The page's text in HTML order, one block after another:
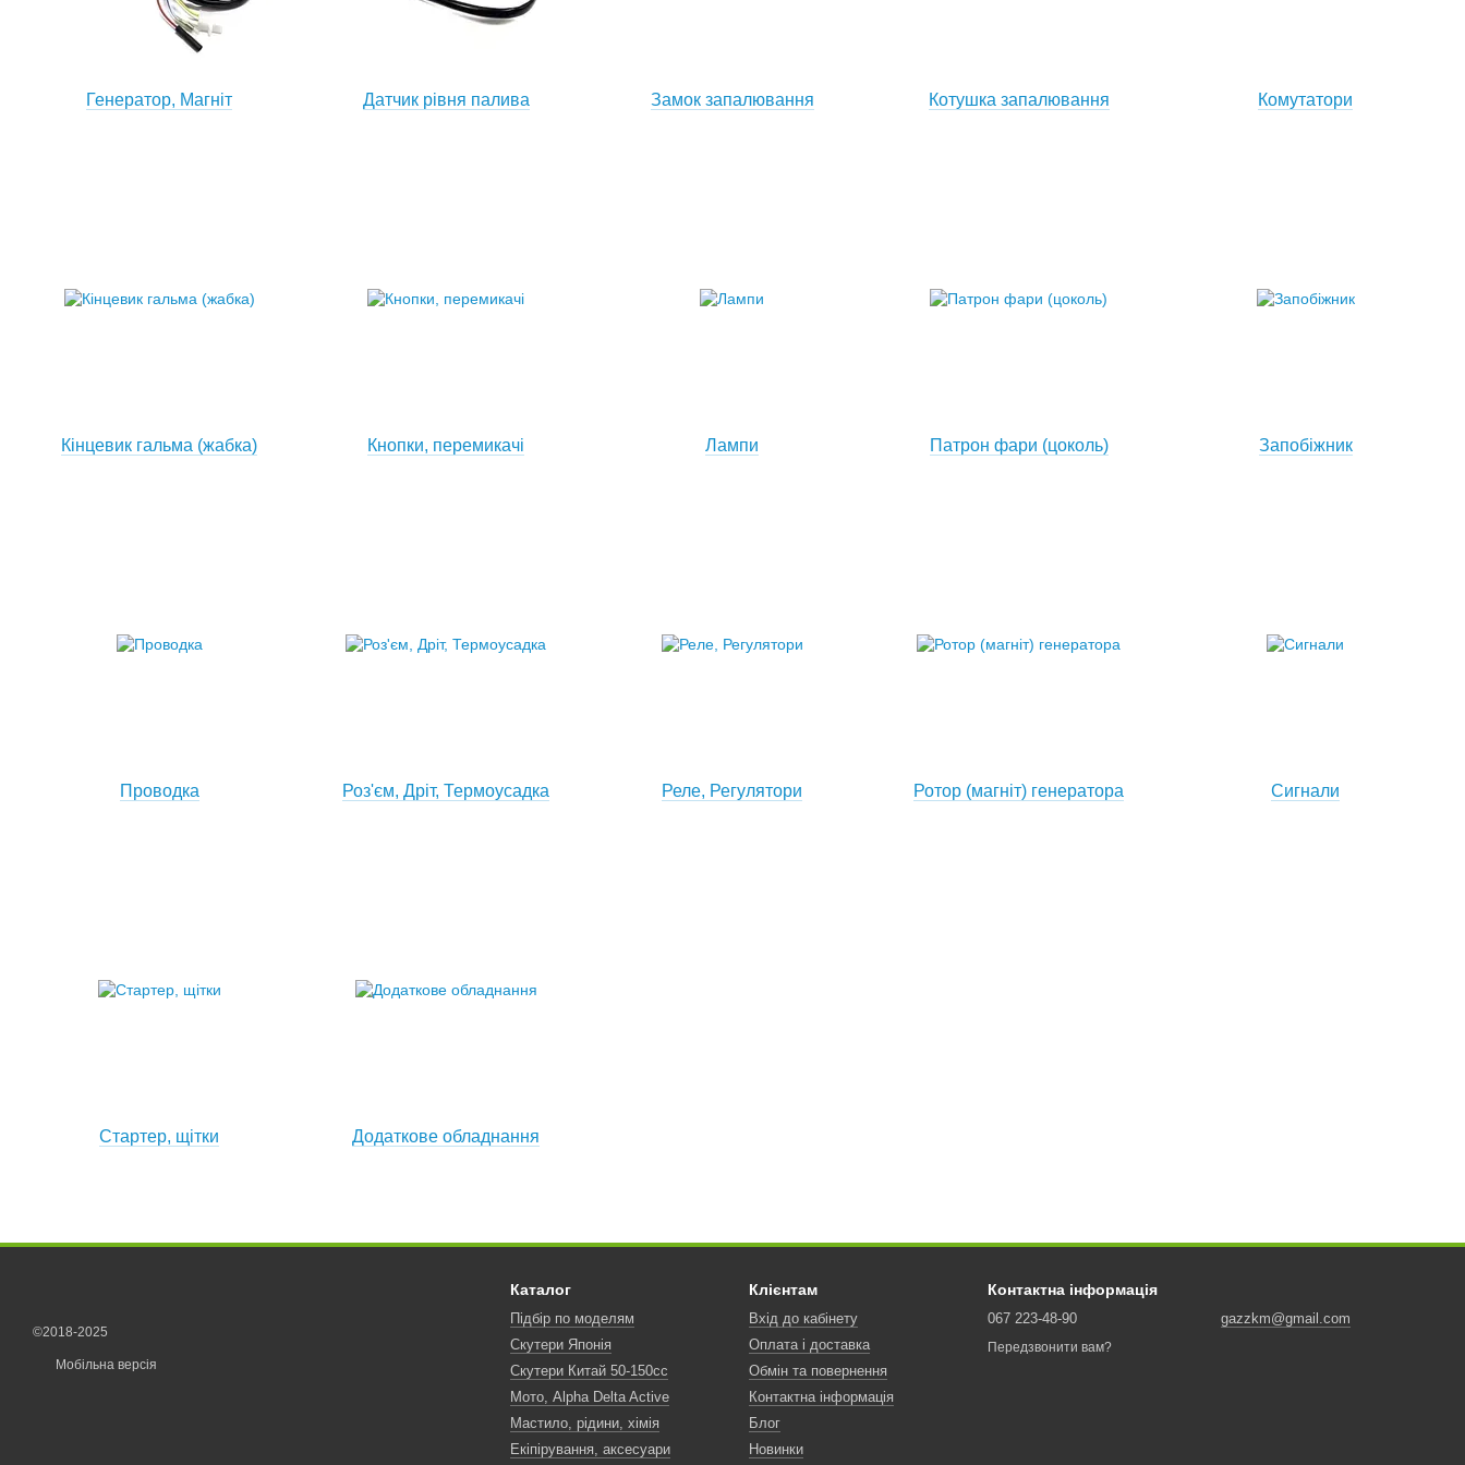
Генератор, Магніт Датчик рівня палива Замок запалювання Котушка запалювання Комутатори
Кінцевик гальма (жабка) Кнопки, перемикачі Лампи Патрон фари (цоколь) Запобіжник
Проводка Роз'єм, Дріт, Термоусадка Реле, Регулятори Ротор (магніт) генератора Сигнали
Стартер, щітки Додаткове обладнання
©2018-2025
Мобільна версія
Каталог
Підбір по моделям
Скутери Японія
Скутери Китай 50-150сс
Мото, Alpha Delta Active
Мастило, рідини, хімія
Екіпірування, аксесуари
Клієнтам
Вхід до кабінету
Оплата і доставка
Обмін та повернення
Контактна інформація
Блог
Новинки
Контактна інформація
067 223-48-90
Передзвонити вам?
gazzkm@gmail.com